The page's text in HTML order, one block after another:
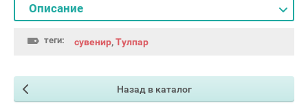
Описание
теги: сувенир,Тулпар
Назад в каталог